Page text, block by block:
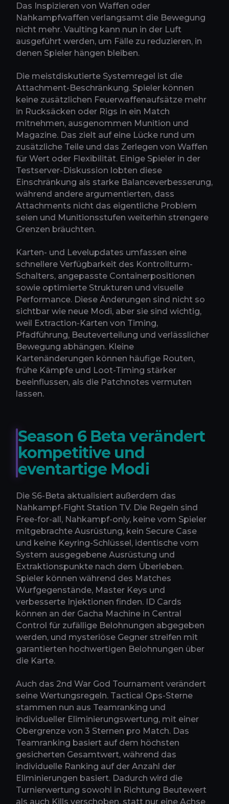
Das Inspizieren von Waffen oder
Nahkampfwaffen verlangsamt die Bewegung
nicht mehr. Vaulting kann nun in der Luft
ausgeführt werden, um Fälle zu reduzieren, in
denen Spieler hängen bleiben.
Die meistdiskutierte Systemregel ist die
Attachment-Beschränkung. Spieler können
keine zusätzlichen Feuerwaffenaufsätze mehr
in Rucksäcken oder Rigs in ein Match
mitnehmen, ausgenommen Munition und
Magazine. Das zielt auf eine Lücke rund um
zusätzliche Teile und das Zerlegen von Waffen
für Wert oder Flexibilität. Einige Spieler in der
Testserver-Diskussion lobten diese
Einschränkung als starke Balanceverbesserung,
während andere argumentierten, dass
Attachments nicht das eigentliche Problem
seien und Munitionsstufen weiterhin strengere
Grenzen bräuchten.
Karten- und Levelupdates umfassen eine
schnellere Verfügbarkeit des Kontrollturm-
Schalters, angepasste Containerpositionen
sowie optimierte Strukturen und visuelle
Performance. Diese Änderungen sind nicht so
sichtbar wie neue Modi, aber sie sind wichtig,
weil Extraction-Karten von Timing,
Pfadführung, Beuteverteilung und verlässlicher
Bewegung abhängen. Kleine
Kartenänderungen können häufige Routen,
frühe Kämpfe und Loot-Timing stärker
beeinflussen, als die Patchnotes vermuten
lassen.
Season 6 Beta verändert
kompetitive und
eventartige Modi
Die S6-Beta aktualisiert außerdem das
Nahkampf-Fight Station TV. Die Regeln sind
Free-for-all, Nahkampf-only, keine vom Spieler
mitgebrachte Ausrüstung, kein Secure Case
und keine Keyring-Schlüssel, identische vom
System ausgegebene Ausrüstung und
Extraktionspunkte nach dem Überleben.
Spieler können während des Matches
Wurfgegenstände, Master Keys und
verbesserte Injektionen finden. ID Cards
können an der Gacha Machine in Central
Control für zufällige Belohnungen abgegeben
werden, und mysteriöse Gegner streifen mit
garantierten hochwertigen Belohnungen über
die Karte.
Auch das 2nd War God Tournament verändert
seine Wertungsregeln. Tactical Ops-Sterne
stammen nun aus Teamranking und
individueller Eliminierungswertung, mit einer
Obergrenze von 3 Sternen pro Match. Das
Teamranking basiert auf dem höchsten
gesicherten Gesamtwert, während das
individuelle Ranking auf der Anzahl der
Eliminierungen basiert. Dadurch wird die
Turnierwertung sowohl in Richtung Beutewert
als auch Kills verschoben, statt nur eine Achse